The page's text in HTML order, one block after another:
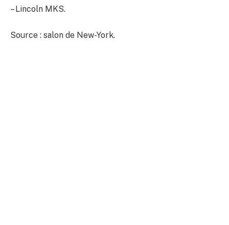
– Lincoln MKS.
Source : salon de New-York.